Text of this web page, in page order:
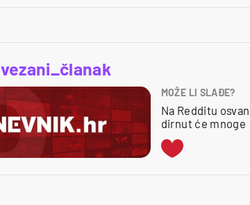
vezani_članak
MOŽE LI SLAĐE?
Na Redditu
dirnut će mnoge